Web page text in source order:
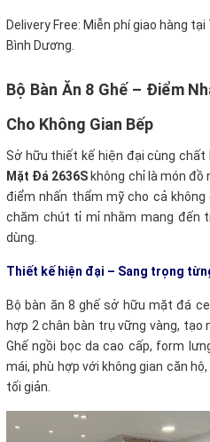
Delivery Free: Miễn phí giao hàng tại
Bình Dương.
Bộ Bàn Ăn 8 Ghế – Điểm
Cho Không Gian Bếp
Sở hữu thiết kế hiện đại cùng chất
Mặt Đá 2636S không chỉ là món
điểm nhấn thẩm mỹ cho cả
chăm chút tỉ mỉ nhằm mang đến
dùng.
Thiết kế hiện đại – Sang trọng
Bộ bàn ăn 8 ghế sở hữu mặt đá
hợp 2 chân bàn trụ vững vàng, tạo
Ghế ngồi bọc da cao cấp, form
mái, phù hợp với không gian căn
tối giản.